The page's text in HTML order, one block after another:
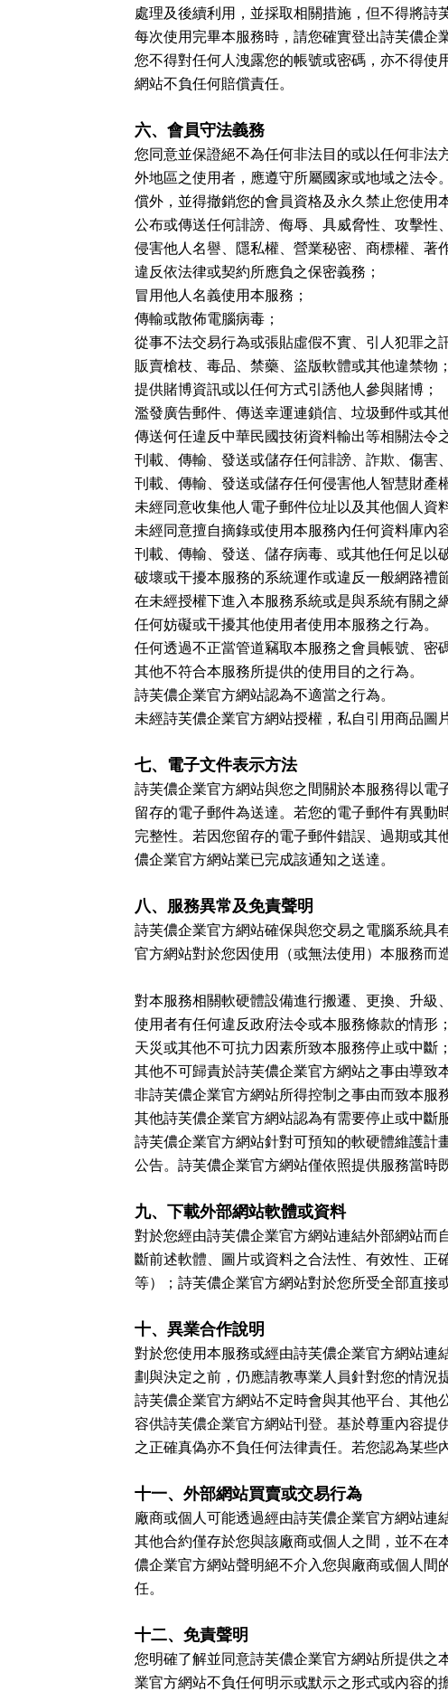
處理及後續利用，並採取相關措施，但不得將詩
每次使用完畢本服務時，請您確實登出詩芙儂企
您不得對任何人洩露您的帳號或密碼，亦不得
網站不負任何賠償責任。
六、會員守法義務
您同意並保證絕不為任何非法目的或以任何非法
外地區之使用者，應遵守所屬國家或地域之法
償外，並得撤銷您的會員資格及永久禁止您使用
公布或傳送任何誹謗、侮辱、具威脅性、攻擊性
侵害他人名譽、隱私權、營業秘密、商標權、著
違反依法律或契約所應負之保密義務；
冒用他人名義使用本服務；
傳輸或散佈電腦病毒；
從事不法交易行為或張貼虛假不實、引人犯罪之
販賣槍枝、毒品、禁藥、盜版軟體或其他違禁物；
提供賭博資訊或以任何方式引誘他人參與賭博；
濫發廣告郵件、傳送幸運連鎖信、垃圾郵件或其
傳送何任違反中華民國技術資料輸出等相關法令
刊載、傳輸、發送或儲存任何誹謗、詐欺、傷害
刊載、傳輸、發送或儲存任何侵害他人智慧財產
未經同意收集他人電子郵件位址以及其他個人資料
未經同意擅自摘錄或使用本服務內任何資料庫內
刊載、傳輸、發送、儲存病毒、或其他任何足以
破壞或干擾本服務的系統運作或違反一般網路禮
在未經授權下進入本服務系統或是與系統有關之
任何妨礙或干擾其他使用者使用本服務之行為。
任何透過不正當管道竊取本服務之會員帳號、密
其他不符合本服務所提供的使用目的之行為。
詩芙儂企業官方網站認為不適當之行為。
未經詩芙儂企業官方網站授權，私自引用商品圖
七、電子文件表示方法
詩芙儂企業官方網站與您之間關於本服務得以
留存的電子郵件為送達。若您的電子郵件有異動
完整性。若因您留存的電子郵件錯誤、過期或
儂企業官方網站業已完成該通知之送達。
八、服務異常及免責聲明
詩芙儂企業官方網站確保與您交易之電腦系統具
官方網站對於您因使用（或無法使用）本服務而
對本服務相關軟硬體設備進行搬遷、更換、升級
使用者有任何違反政府法令或本服務條款的情形；
天災或其他不可抗力因素所致本服務停止或中斷；
其他不可歸責於詩芙儂企業官方網站之事由導致
非詩芙儂企業官方網站所得控制之事由而致本服
其他詩芙儂企業官方網站認為有需要停止或中斷
詩芙儂企業官方網站針對可預知的軟硬體維護
公告。詩芙儂企業官方網站僅依照提供服務當時
九、下載外部網站軟體或資料
對於您經由詩芙儂企業官方網站連結外部網站而
斷前述軟體、圖片或資料之合法性、有效性、
等）；詩芙儂企業官方網站對於您所受全部直接
十、異業合作說明
對於您使用本服務或經由詩芙儂企業官方網站連
劃與決定之前，仍應請教專業人員針對您的情況
詩芙儂企業官方網站不定時會與其他平台、其他
容供詩芙儂企業官方網站刊登。基於尊重內容提
之正確真偽亦不負任何法律責任。若您認為某些
十一、外部網站買賣或交易行為
廠商或個人可能透過經由詩芙儂企業官方網站
其他合約僅存於您與該廠商或個人之間，並不
儂企業官方網站聲明絕不介入您與廠商或個人
任。
十二、免責聲明
您明確了解並同意詩芙儂企業官方網站所提供之
業官方網站不負任何明示或默示之形式或內容的